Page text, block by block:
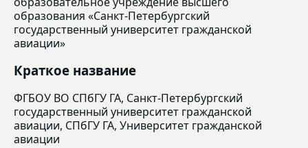
образования «Санкт-Петербургский
государственный университет гражданской
авиации»
Краткое название
ФГБОУ ВО СПбГУ ГА, Санкт-Петербургский
государственный университет гражданской
авиации, СПбГУ ГА, Университет гражданской
авиации